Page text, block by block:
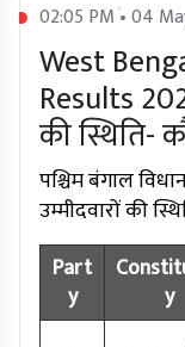
02:05 PM • 04
West
Results
की स्थिति-
पश्चिम बंगाल
उम्मीदवारों की
Part
y
y